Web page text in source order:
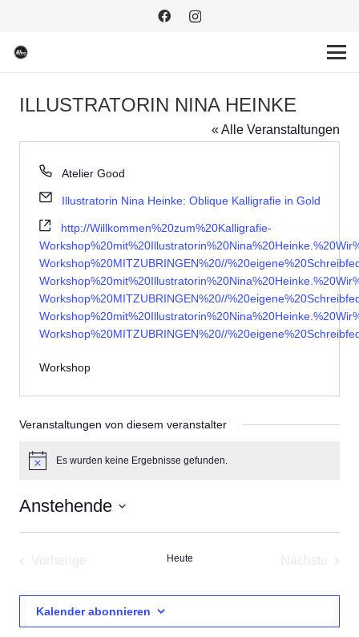
ILLUSTRATORIN NINA HEINKE
« Alle Veranstaltungen
Telefon
Atelier Good
Email
Illustratorin Nina Heinke: Oblique Kalligrafie in Gold
Webseite
http://Willkommen%20zum%20Kalligrafie-
Workshop%20MITZUBRINGEN%20//
Workshop%20MITZUBRINGEN%20//
Workshop%20MITZUBRINGEN%20//
Workshop
Veranstaltungen von diesem veranstalter
HinweisEs wurden keine Ergebnisse gefunden.
Anstehende
Datum
Heute
Kalender abonnieren